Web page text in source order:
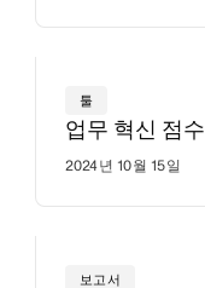
툴
업무 혁신 점수
2024년 10월 15일
보고서